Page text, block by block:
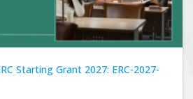
Starting Grant 2027: ERC-2027-